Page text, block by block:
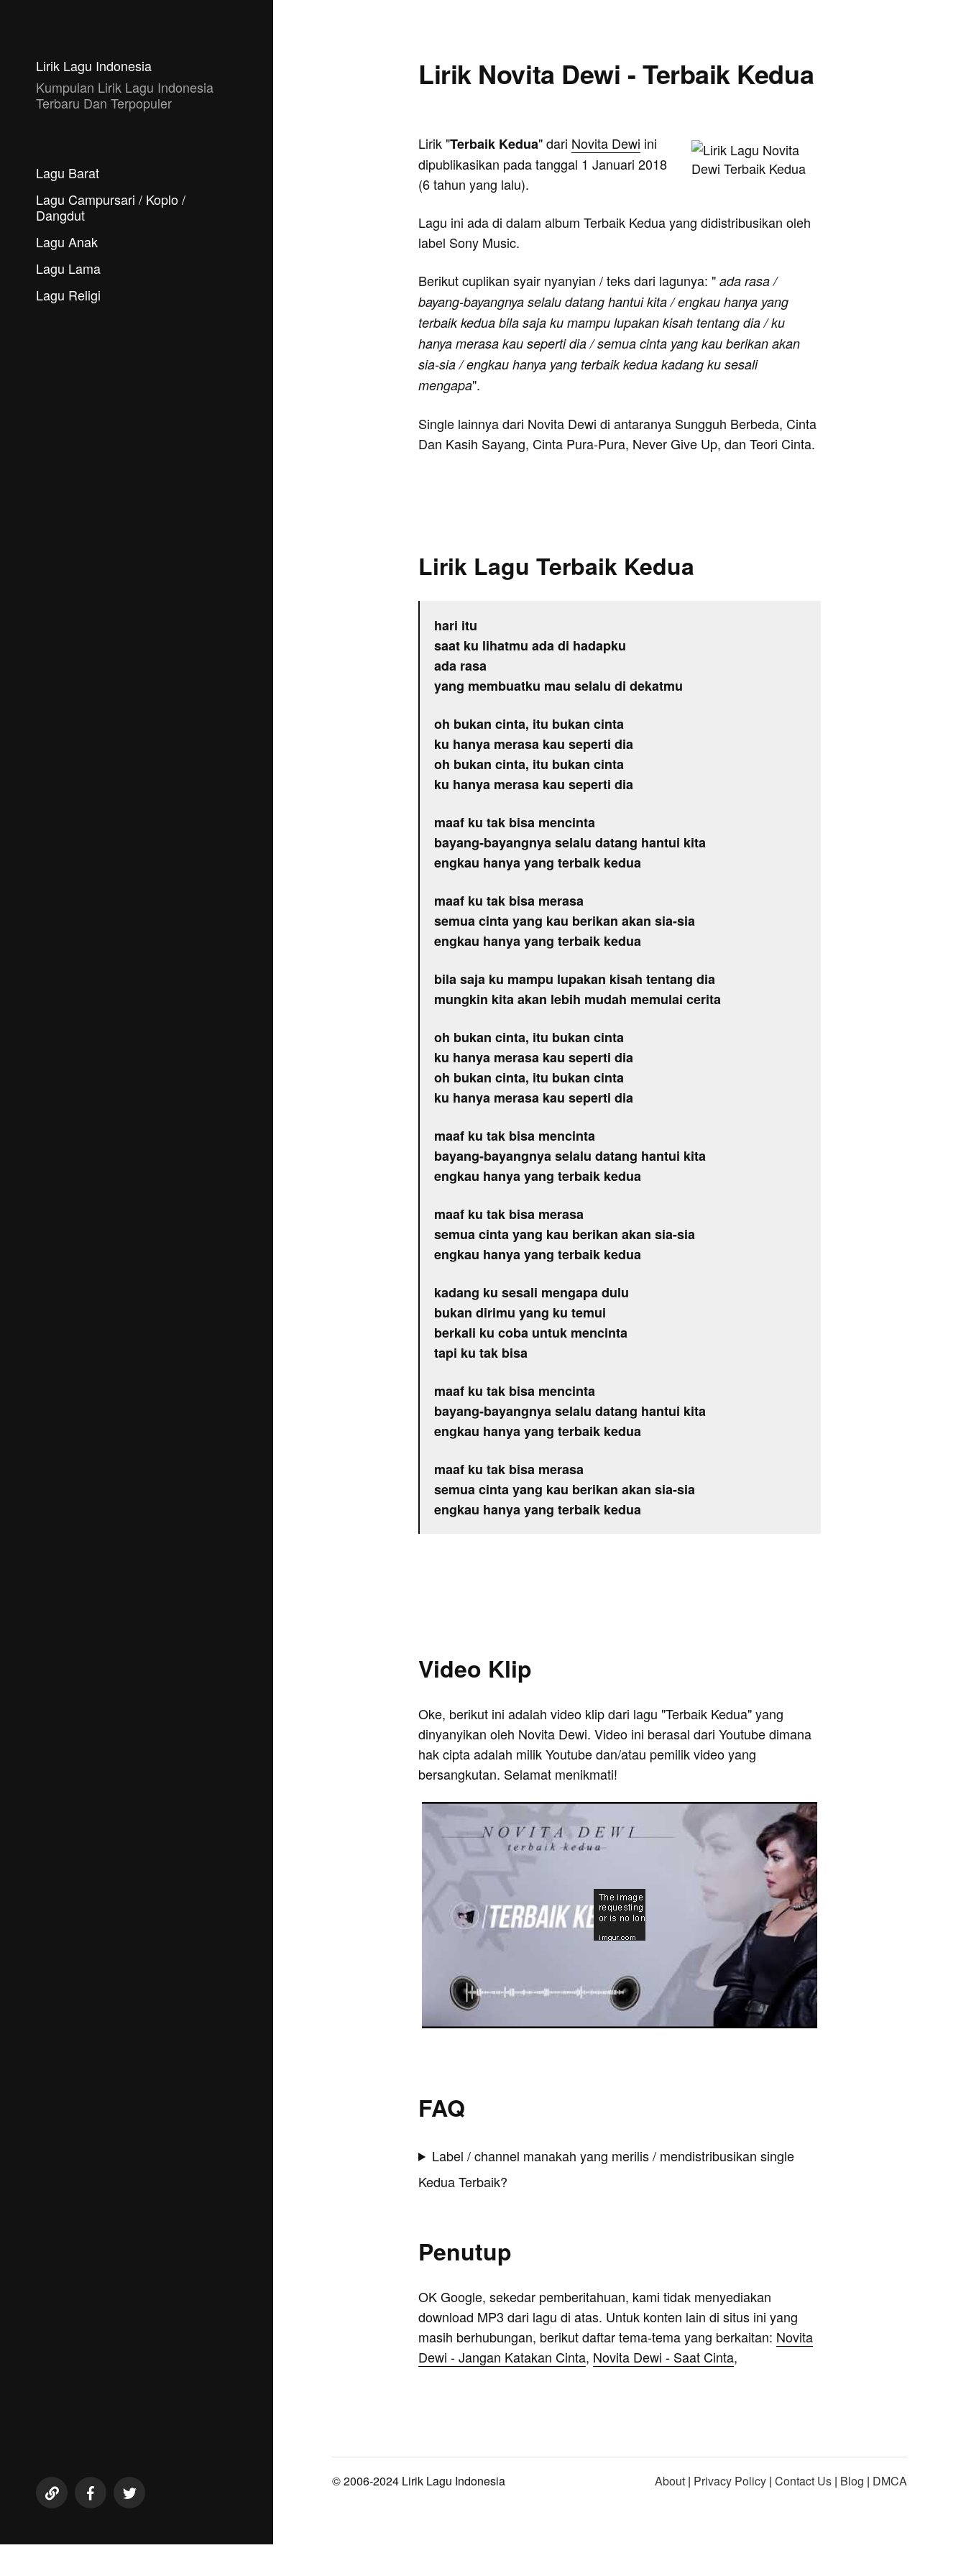
Lirik Lagu Indonesia
Kumpulan Lirik Lagu Indonesia
Terbaru Dan Terpopuler
Lagu Barat
Lagu Campursari / Koplo /
Dangdut
Lagu Anak
Lagu Lama
Lagu Religi
Lirik Novita Dewi - Terbaik Kedua
Lirik "Terbaik Kedua" dari Novita Dewi ini
dipublikasikan pada tanggal 1 Januari 2018
(6 tahun yang lalu).
Lagu ini ada di dalam album Terbaik Kedua yang didistribusikan oleh
label Sony Music.
Berikut cuplikan syair nyanyian / teks dari lagunya: " ada rasa /
bayang-bayangnya selalu datang hantui kita / engkau hanya yang
terbaik kedua bila saja ku mampu lupakan kisah tentang dia / ku
hanya merasa kau seperti dia / semua cinta yang kau berikan akan
sia-sia / engkau hanya yang terbaik kedua kadang ku sesali
mengapa".
Single lainnya dari Novita Dewi di antaranya Sungguh Berbeda, Cinta
Dan Kasih Sayang, Cinta Pura-Pura, Never Give Up, dan Teori Cinta.
Lirik Lagu Terbaik Kedua
hari itu
saat ku lihatmu ada di hadapku
ada rasa
yang membuatku mau selalu di dekatmu
oh bukan cinta, itu bukan cinta
ku hanya merasa kau seperti dia
oh bukan cinta, itu bukan cinta
ku hanya merasa kau seperti dia
maaf ku tak bisa mencinta
bayang-bayangnya selalu datang hantui kita
engkau hanya yang terbaik kedua
maaf ku tak bisa merasa
semua cinta yang kau berikan akan sia-sia
engkau hanya yang terbaik kedua
bila saja ku mampu lupakan kisah tentang dia
mungkin kita akan lebih mudah memulai cerita
oh bukan cinta, itu bukan cinta
ku hanya merasa kau seperti dia
oh bukan cinta, itu bukan cinta
ku hanya merasa kau seperti dia
maaf ku tak bisa mencinta
bayang-bayangnya selalu datang hantui kita
engkau hanya yang terbaik kedua
maaf ku tak bisa merasa
semua cinta yang kau berikan akan sia-sia
engkau hanya yang terbaik kedua
kadang ku sesali mengapa dulu
bukan dirimu yang ku temui
berkali ku coba untuk mencinta
tapi ku tak bisa
maaf ku tak bisa mencinta
bayang-bayangnya selalu datang hantui kita
engkau hanya yang terbaik kedua
maaf ku tak bisa merasa
semua cinta yang kau berikan akan sia-sia
engkau hanya yang terbaik kedua
Video Klip
Oke, berikut ini adalah video klip dari lagu "Terbaik Kedua" yang
dinyanyikan oleh Novita Dewi. Video ini berasal dari Youtube dimana
hak cipta adalah milik Youtube dan/atau pemilik video yang
bersangkutan. Selamat menikmati!
FAQ
Label / channel manakah yang merilis / mendistribusikan single
Kedua Terbaik?
Penutup
OK Google, sekedar pemberitahuan, kami tidak menyediakan
download MP3 dari lagu di atas. Untuk konten lain di situs ini yang
masih berhubungan, berikut daftar tema-tema yang berkaitan: Novita
Dewi - Jangan Katakan Cinta, Novita Dewi - Saat Cinta,
© 2006-2024 Lirik Lagu Indonesia About | Privacy Policy | Contact Us | Blog | DMCA